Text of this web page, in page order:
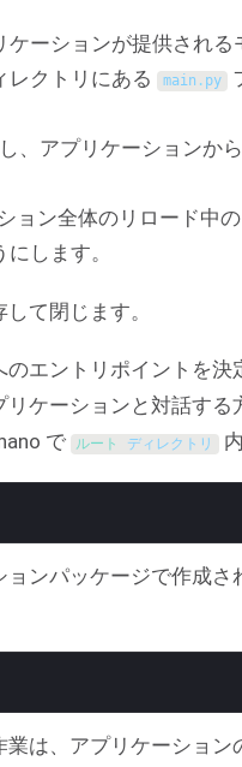
ケーションが提供され
レクトリにある
main . py
、アプリケーションか
ョン全体のリロード中
します。
て閉じます。
のエントリポイントを
ケーションと対話す
で ルート ディレクトリ
ンパッケージで作成
は、アプリケーショ